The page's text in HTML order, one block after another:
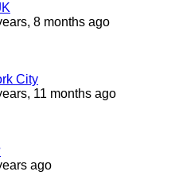
8 months ago
City
11 months ago
ago